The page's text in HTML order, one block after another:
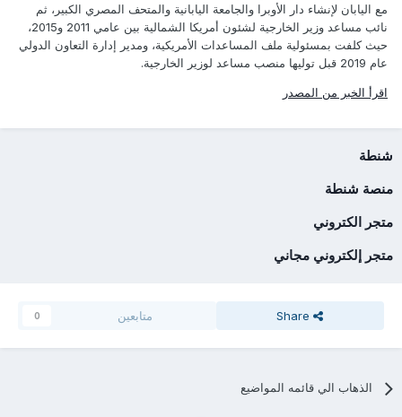
مع اليابان لإنشاء دار الأوبرا والجامعة اليابانية والمتحف المصري الكبير، ثم
نائب مساعد وزير الخارجية لشئون أمريكا الشمالية بين عامي 2011 و2015،
حيث كلفت بمسئولية ملف المساعدات الأمريكية، ومدير إدارة التعاون الدولي
عام 2019 قبل توليها منصب مساعد لوزير الخارجية.
اقرأ الخبر من المصدر
شنطة
منصة شنطة
متجر الكتروني
متجر إلكتروني مجاني
Share متابعين 0
الذهاب الي قائمه المواضيع